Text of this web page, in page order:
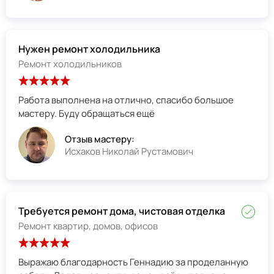
Нужен ремонт холодильника
Ремонт холодильников
Работа выполнена на отлично, спасибо большое
мастеру. Буду обращаться ещё
Отзыв мастеру:
Исхаков Николай Рустамович
Требуется ремонт дома, чистовая отделка
Ремонт квартир, домов, офисов
Выражаю благодарность Геннадию за проделанную